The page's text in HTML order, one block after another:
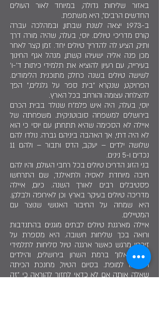
באזור שליחות גדולה, במיוחד לאור העולים
החדשים הרבים", היא משתפת.
ב-1973 יצאה לשנת שבתון, ובמהלכה עברה
קורס מדריכי טיולים. יוסי, בעלה, שהיה מורה דרך
ותיק, הציע לה להדריך טיולים יחד. זמן קצר לאחר
מכן פנה אליה ישעיהו קשתן, מנהל אגף החינוך
בעירייה, עם רעיון להוציא את תלמידי כיתות ד'-ו'
לשישה טיולים בשנה כחלק מתוכנית הלימודים.
הפרויקט, שנקרא "בית ספר על גלגלים," הפך
להצלחה עצומה והורחב בכל הארץ.
יוסי, בעלה, היה איש פלמ"ח שנולד בבית הכרם
בירושלים למשפחה סובוטניקית. משפחתה של
איילה לא הסכימה שהיא תתחתן עם יוסי כי הוא
לא היה דתי, אך האהבה ביניהם גברה. נולדו להם
שלושה ילדים – יעקב, הדס ותבור – ולהם 11
נכדים ו-5 נינים.
בני הזוג הדריכו טיולים בכל רחבי העולם, והיו להם
חיבה מיוחדת לאסיה ולתאילנד, שם התרחשו
פסטיבלים רבים לאורך השנה. כיום, איילה
מדריכה טיולים בעיקר בארץ וכן לאירופה ולבלקן.
היא שמחה על החיבור האנושי שנוצר עם
המטיילים.
איילה מארגנת טיולים לבתים מוגנים בהתנדבות
ורואה בכך שליחות חשובה. היא מספרת על
זיכרון מרגש כאשר ארגנה טיול סליחות לתלמידי
תיכון "אלון" ברמת השרון בירושלים, והילדים
התנהגו למופת. בסיום הטיול, מחנכת הכיתה
שאלה אותה אם לא כדאי לחזור להוראה כי "זה